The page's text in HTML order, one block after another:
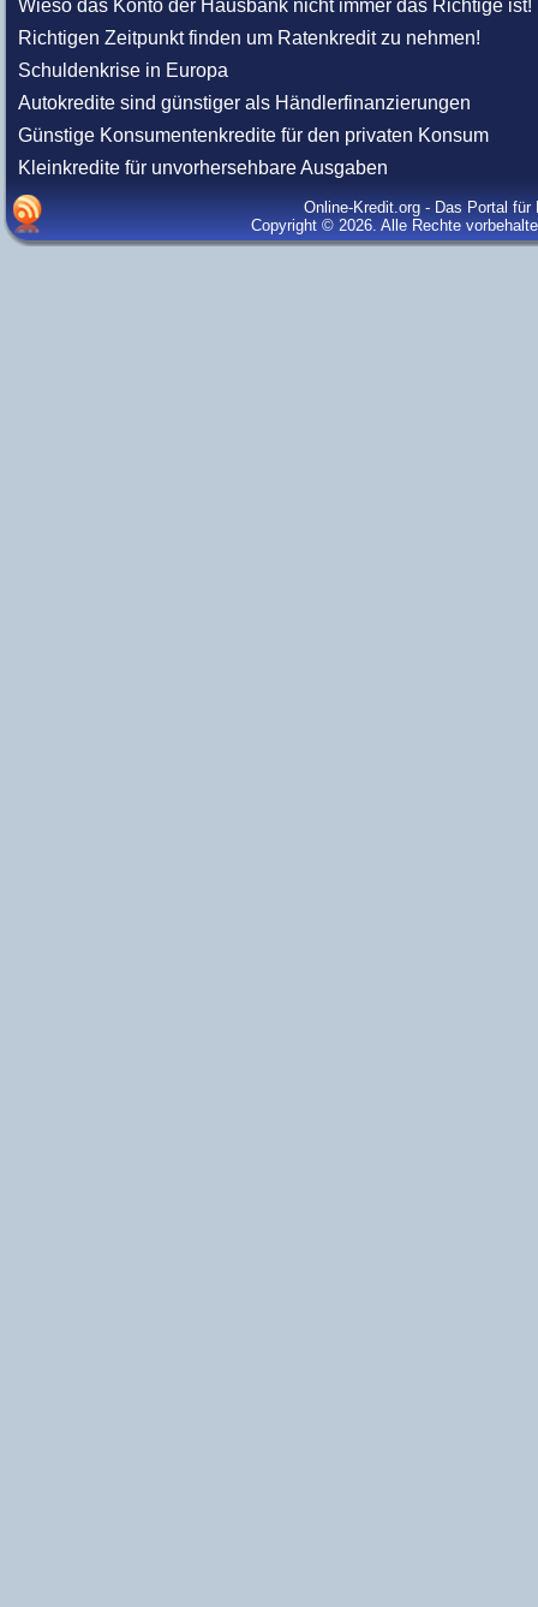
Wieso das Konto der Hausbank nicht immer das Richtige ist!
Richtigen Zeitpunkt finden um Ratenkredit zu nehmen!
Schuldenkrise in Europa
Autokredite sind günstiger als Händlerfinanzierungen
Günstige Konsumentenkredite für den privaten Konsum
Kleinkredite für unvorhersehbare Ausgaben
Online-Kredit.org - Das Portal
Copyright © 2026. Alle Rechte